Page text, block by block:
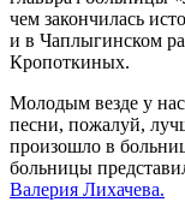
чем закончилась
и в Чаплыгинском
Кропоткиных.
Молодым везде у нас
песни, пожалуй,
произошло в
больницы
Валерия Лихачева.